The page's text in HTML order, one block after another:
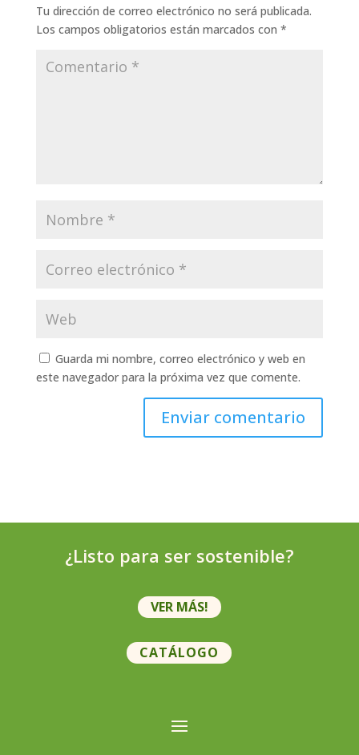
Tu dirección de correo electrónico no será publicada.
Los campos obligatorios están marcados con *
Guarda mi nombre, correo electrónico y web en
este navegador para la próxima vez que comente.
¿Listo para ser sostenible?
VER MÁS!
CATÁLOGO